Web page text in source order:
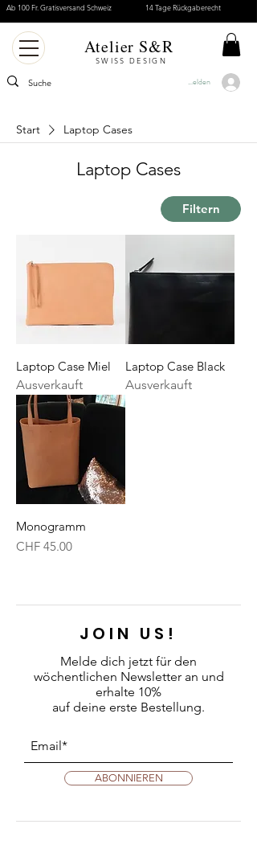
Ab 100 Fr. Gratisversand Schweiz 14 Tage Rückgaberecht
Anmelden
Atelier S&R
SWISS DESIGN
Start Laptop Cases
Laptop Cases
Filtern
Laptop Case Miel
Ausverkauft
Laptop Case Black
Ausverkauft
Monogramm
Preis
CHF 45.00
JOIN US!
Melde dich jetzt für den
wöchentlichen Newsletter an und
erhalte 10%
auf deine erste Bestellung.
ABONNIEREN